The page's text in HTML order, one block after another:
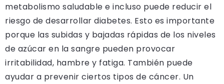
metabolismo saludable e incluso puede reducir el
riesgo de desarrollar diabetes. Esto es importante
porque las subidas y bajadas rápidas de los niveles
de azúcar en la sangre pueden provocar
irritabilidad, hambre y fatiga. También puede
ayudar a prevenir ciertos tipos de cáncer. Un